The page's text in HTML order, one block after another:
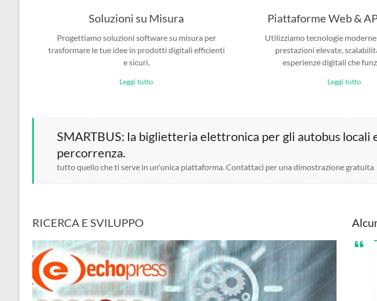
Soluzioni su Misura
Progettiamo soluzioni software su misura per
trasformare le tue idee in prodotti digitali efficienti
e sicuri.
Leggi tutto
Piattaforme Web &
Utilizziamo tecnologie
prestazioni elevate,
esperienze digitali che
Leggi tutto
SMARTBUS: la biglietteria elettronica per gli autobus locali
percorrenza.
tutto quello che ti serve in un'unica piattaforma. Contattaci per una dimostrazione gratuita
RICERCA E SVILUPPO